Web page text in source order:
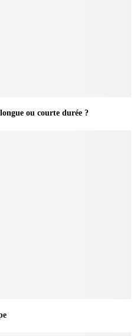
ou courte durée ?